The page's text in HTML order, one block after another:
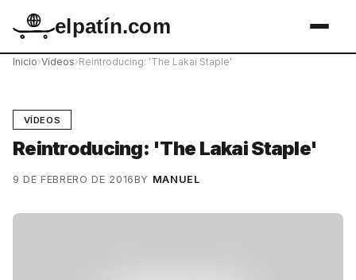
elpatín.com
Inicio›Vídeos›Reintroducing: 'The Lakai Staple'
VÍDEOS
Reintroducing: 'The Lakai Staple'
9 DE FEBRERO DE 2016BY MANUEL